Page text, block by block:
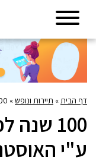
דף הבית» תיירות ונופש» 100 שנה לכיבוש העיר
100
ע"י